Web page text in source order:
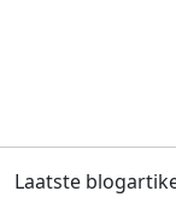
Laatste